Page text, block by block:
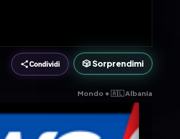
Condividi 🎲 Sorprendimi
Mondo • 🇦🇱 Albania